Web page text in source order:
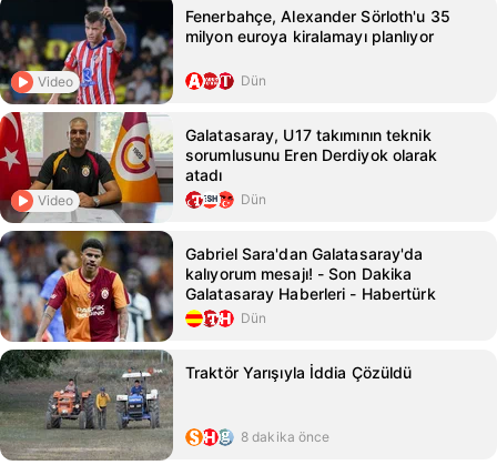
Video
Fenerbahçe, Alexander Sörloth'u 35
milyon euroya kiralamayı planlıyor
Dün
Video
Galatasaray, U17 takımının teknik
sorumlusunu Eren Derdiyok olarak
atadı
Dün
Gabriel Sara'dan Galatasaray'da
kalıyorum mesajı! - Son Dakika
Galatasaray Haberleri - Habertürk
Dün
Traktör Yarışıyla İddia Çözüldü
8 dakika önce